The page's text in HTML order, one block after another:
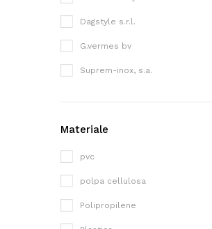
Dagstyle s.r.l.
G.vermes bv
Suprem-inox, s.a.
Materiale
pvc
polpa cellulosa
Polipropilene